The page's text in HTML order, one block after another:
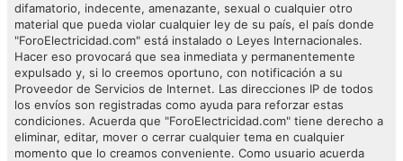
difamatorio, indecente, amenazante, sexual o cualquier otro
material que pueda violar cualquier ley de su país, el país donde
"ForoElectricidad.com" está instalado o Leyes Internacionales.
Hacer eso provocará que sea inmediata y permanentemente
expulsado y, si lo creemos oportuno, con notificación a su
Proveedor de Servicios de Internet. Las direcciones IP de todos
los envíos son registradas como ayuda para reforzar estas
condiciones. Acuerda que "ForoElectricidad.com" tiene derecho a
eliminar, editar, mover o cerrar cualquier tema en cualquier
momento que lo creamos conveniente. Como usuario acuerda